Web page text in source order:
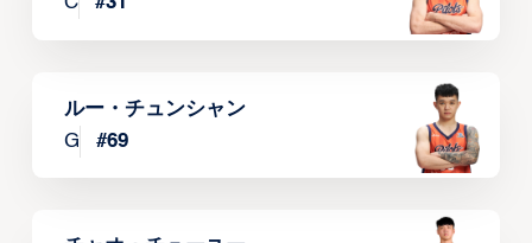
ルー・チュンシャン
G
#69